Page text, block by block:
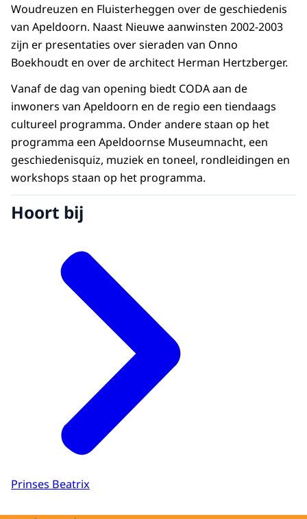
Woudreuzen en Fluisterheggen over de geschiedenis
van Apeldoorn. Naast Nieuwe aanwinsten 2002-2003
zijn er presentaties over sieraden van Onno
Boekhoudt en over de architect Herman Hertzberger.
Vanaf de dag van opening biedt CODA aan de
inwoners van Apeldoorn en de regio een tiendaags
cultureel programma. Onder andere staan op het
programma een Apeldoornse Museumnacht, een
geschiedenisquiz, muziek en toneel, rondleidingen en
workshops staan op het programma.
Hoort bij
Prinses Beatrix